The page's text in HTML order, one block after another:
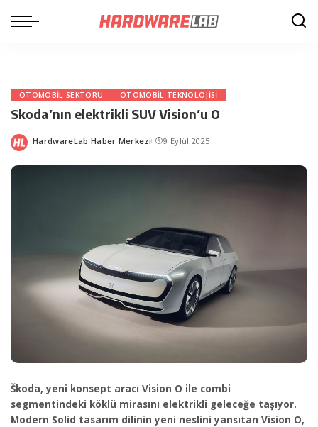
OTOMOBIL SEKTÖRÜ OTOMOBIL TEKNOLOJISI
Skoda’nın elektrikli SUV Vision’u O
Posted
HardwareLab Haber Merkezi 9 Eylül 2025
Škoda, yeni konsept aracı Vision O ile combi
segmentindeki köklü mirasını elektrikli geleceğe taşıyor.
Modern Solid tasarım dilinin yeni neslini yansıtan Vision O,